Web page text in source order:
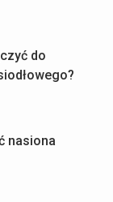
do
nasiona